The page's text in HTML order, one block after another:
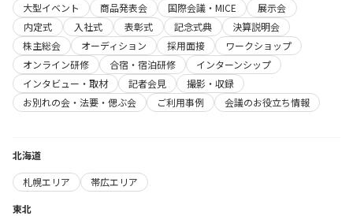
大型イベント
商品発表会 国際会議・MICE
展示会
内定式
入社式 表彰式 記念式典
決算説明会
株主総会
オーディション 採用面接
ワークショップ
オンライン研修
合宿・宿泊研修
インターンシップ
インタビュー・取材
記者会見
撮影・収録
お別れの会・法要・偲ぶ会
ご利用事例 会議のお役立ち情報
北海道
札幌エリア
帯広エリア
東北